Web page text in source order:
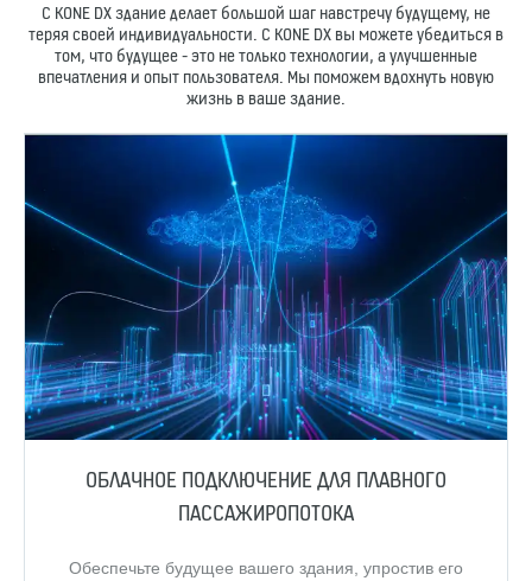
С KONE DX здание делает большой шаг навстречу будущему, не
теряя своей индивидуальности. С KONE DX вы можете убедиться в
том, что будущее - это не только технологии, а улучшенные
впечатления и опыт пользователя. Мы поможем вдохнуть новую
жизнь в ваше здание.
ОБЛАЧНОЕ ПОДКЛЮЧЕНИЕ ДЛЯ ПЛАВНОГО
ПАССАЖИРОПОТОКА
Обеспечьте будущее вашего здания, упростив его